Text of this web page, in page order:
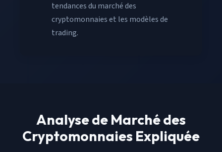
tendances du marché des
cryptomonnaies et les modèles de
trading.
Analyse de Marché des
Cryptomonnaies Expliquée